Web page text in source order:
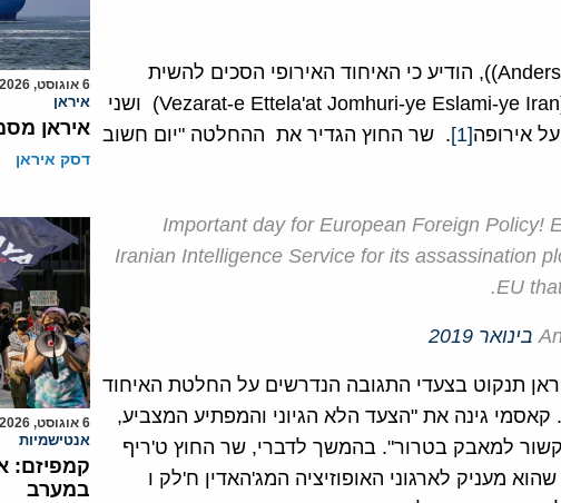
שר החוץ של דנמרק, אנדרס סמולסן Anders Samuelsen)), הודיע כי האיחוד האירופי הסכים להשית
סנקציות משרד על מיניסטריון המודיעין האיראני (Vezarat-e Ettela'at Jomhuri-ye Eslami-ye Iran) ושני
אירופה[1]
. שר החוץ הגדיר את ההחלטה "יום חשוב
Important day for European Foreign Policy!
Iranian Intelligence Service for its assassination
EU
תנקוט בצעדי התגובה הנדרשים על החלטת האיחוד
קאסמי גינה את "הצעד הלא הגיוני והמפתיע המצביע,
למאבק בטרור". בהמשך לדברי, שר החוץ ט'ריף
מעניק לארגוני האופוזיציה המג'האדין ח'לק ו
6 אוגוסט, 2026
איראן
איראן
דסק איראן
6 אוגוסט, 2026
אנטישמיות
קמפיזם:
במערב